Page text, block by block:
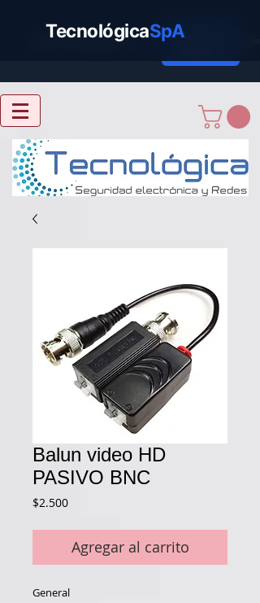
Balun video HD
PASIVO BNC
$2.500Precio
Agregar al carrito
General
TecnológicaSpA
Cotizar
TecnológicaSpA